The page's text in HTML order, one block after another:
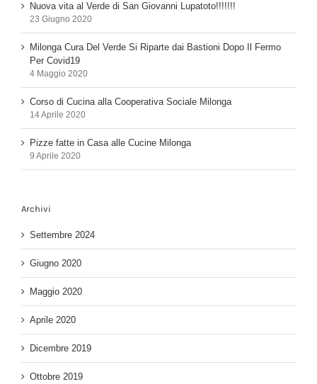
Nuova vita al Verde di San Giovanni Lupatoto!!!!!!!
23 Giugno 2020
Milonga Cura Del Verde Si Riparte dai Bastioni Dopo Il Fermo
Per Covid19
4 Maggio 2020
Corso di Cucina alla Cooperativa Sociale Milonga
14 Aprile 2020
Pizze fatte in Casa alle Cucine Milonga
9 Aprile 2020
Archivi
Settembre 2024
Giugno 2020
Maggio 2020
Aprile 2020
Dicembre 2019
Ottobre 2019